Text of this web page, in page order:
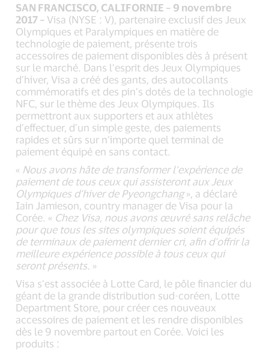
SAN FRANCISCO, CALIFORNIE – 9 novembre
2017 – Visa (NYSE : V), partenaire exclusif des Jeux
Olympiques et Paralympiques en matière de
technologie de paiement, présente trois
accessoires de paiement disponibles dès à présent
sur le marché. Dans l’esprit des Jeux Olympiques
d’hiver, Visa a créé des gants, des autocollants
commémoratifs et des pin’s dotés de la technologie
NFC, sur le thème des Jeux Olympiques. Ils
permettront aux supporters et aux athlètes
d’effectuer, d’un simple geste, des paiements
rapides et sûrs sur n’importe quel terminal de
paiement équipé en sans contact.
« Nous avons hâte de transformer l’expérience de
paiement de tous ceux qui assisteront aux Jeux
Olympiques d’hiver de Pyeongchang», a déclaré
Iain Jamieson, country manager de Visa pour la
Corée. « Chez Visa, nous avons œuvré sans relâche
pour que tous les sites olympiques soient équipés
de terminaux de paiement dernier cri, afin d’offrir la
meilleure expérience possible à tous ceux qui
seront présents. »
Visa s’est associée à Lotte Card, le pôle financier du
géant de la grande distribution sud-coréen, Lotte
Department Store, pour créer ces nouveaux
accessoires de paiement et les rendre disponibles
dès le 9 novembre partout en Corée. Voici les
produits :